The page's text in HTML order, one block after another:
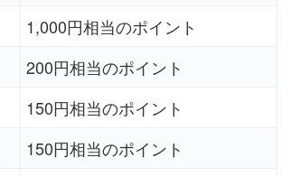
1,000円相当のポイント
200円相当のポイント
150円相当のポイント
150円相当のポイント